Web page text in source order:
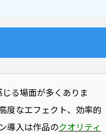
じる場面が多くありま
度なエフェクト、効率的
導入は作品のクオリティ